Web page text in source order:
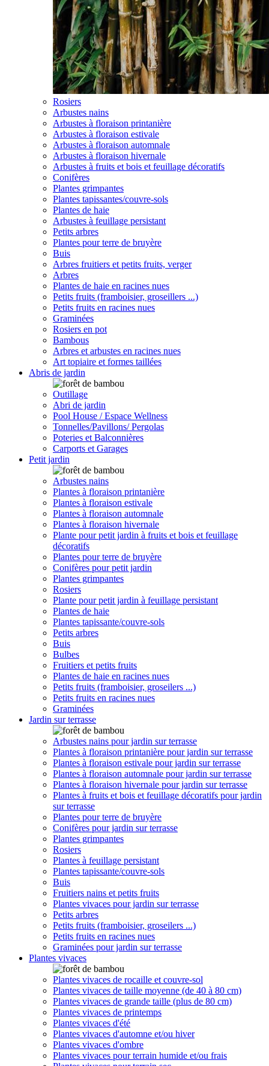
Rosiers
Arbustes nains
Arbustes à floraison printanière
Arbustes à floraison estivale
Arbustes à floraison automnale
Arbustes à floraison hivernale
Arbustes à fruits et bois et feuillage décoratifs
Conifères
Plantes grimpantes
Plantes tapissantes/couvre-sols
Plantes de haie
Arbustes à feuillage persistant
Petits arbres
Plantes pour terre de bruyère
Buis
Arbres fruitiers et petits fruits, verger
Arbres
Plantes de haie en racines nues
Petits fruits (framboisier, groseillers ...)
Petits fruits en racines nues
Graminées
Rosiers en pot
Bambous
Arbres et arbustes en racines nues
Art topiaire et formes taillées
Abris de jardin
Outillage
Abri de jardin
Pool House / Espace Wellness
Tonnelles/Pavillons/ Pergolas
Poteries et Balconnières
Carports et Garages
Petit jardin
Arbustes nains
Plantes à floraison printanière
Plantes à floraison estivale
Plantes à floraison automnale
Plantes à floraison hivernale
Plante pour petit jardin à fruits et bois et feuillage
décoratifs
Plantes pour terre de bruyère
Conifères pour petit jardin
Plantes grimpantes
Rosiers
Plante pour petit jardin à feuillage persistant
Plantes de haie
Plantes tapissante/couvre-sols
Petits arbres
Buis
Bulbes
Fruitiers et petits fruits
Plantes de haie en racines nues
Petits fruits (framboisier, groseilers ...)
Petits fruits en racines nues
Graminées
Jardin sur terrasse
Arbustes nains pour jardin sur terrasse
Plantes à floraison printanière pour jardin sur terrasse
Plantes à floraison estivale pour jardin sur terrasse
Plantes à floraison automnale pour jardin sur terrasse
Plantes à floraison hivernale pour jardin sur terrasse
Plantes à fruits et bois et feuillage décoratifs pour jardin
sur terrasse
Plantes pour terre de bruyère
Conifères pour jardin sur terrasse
Plantes grimpantes
Rosiers
Plantes à feuillage persistant
Plantes tapissante/couvre-sols
Buis
Fruitiers nains et petits fruits
Plantes vivaces pour jardin sur terrasse
Petits arbres
Petits fruits (framboisier, groseilers ...)
Petits fruits en racines nues
Graminées pour jardin sur terrasse
Plantes vivaces
Plantes vivaces de rocaille et couvre-sol
Plantes vivaces de taille moyenne (de 40 à 80 cm)
Plantes vivaces de grande taille (plus de 80 cm)
Plantes vivaces de printemps
Plantes vivaces d'été
Plantes vivaces d'automne et/ou hiver
Plantes vivaces d'ombre
Plantes vivaces pour terrain humide et/ou frais